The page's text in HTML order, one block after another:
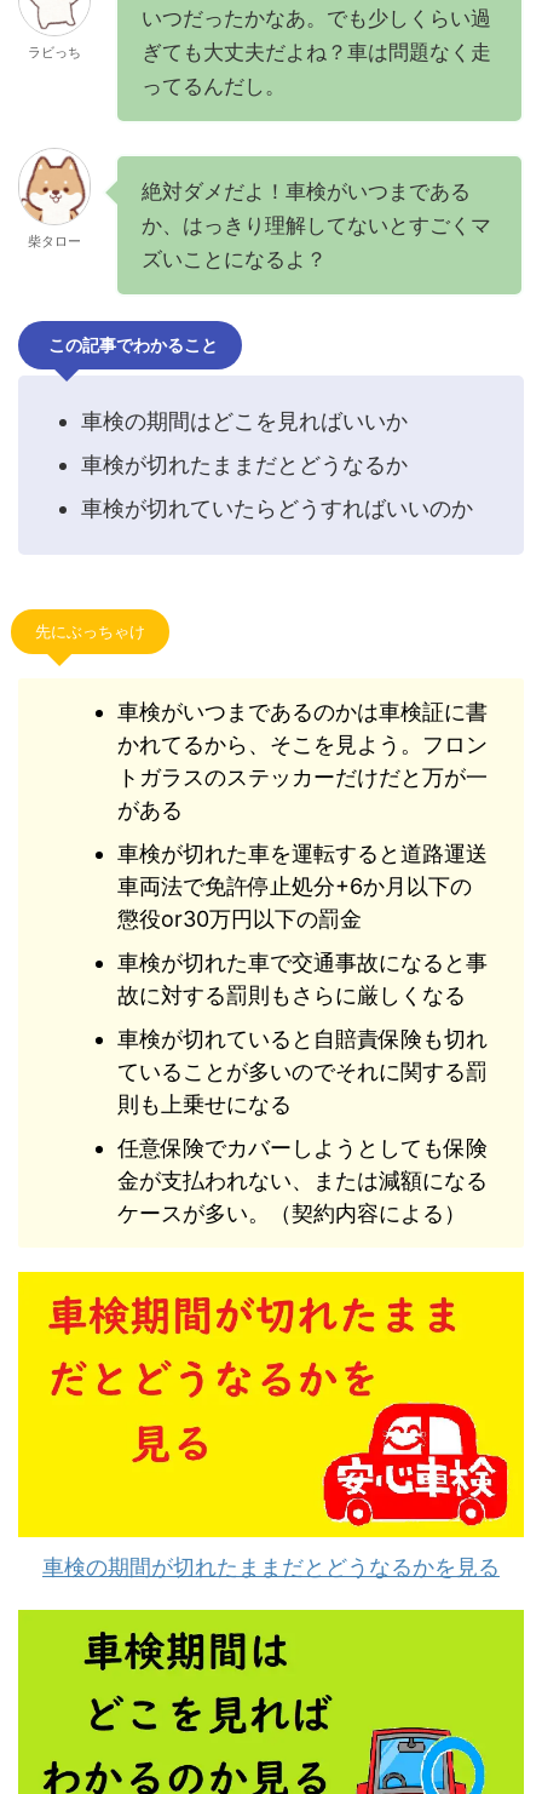
ラビっち
いつだったかなあ。でも少しくらい過
ぎても大丈夫だよね？車は問題なく走
ってるんだし。
柴タロー
絶対ダメだよ！車検がいつまである
か、はっきり理解してないとすごくマ
ズいことになるよ？
この記事でわかること
車検の期間はどこを見ればいいか
車検が切れたままだとどうなるか
車検が切れていたらどうすればいいのか
先にぶっちゃけ
車検がいつまであるのかは車検証に書
かれてるから、そこを見よう。フロン
トガラスのステッカーだけだと万が一
がある
車検が切れた車を運転すると道路運送
車両法で免許停止処分+6か月以下の
懲役or30万円以下の罰金
車検が切れた車で交通事故になると事
故に対する罰則もさらに厳しくなる
車検が切れていると自賠責保険も切れ
ていることが多いのでそれに関する罰
則も上乗せになる
任意保険でカバーしようとしても保険
金が支払われない、または減額になる
ケースが多い。（契約内容による）
車検の期間が切れたままだとどうなるかを見る